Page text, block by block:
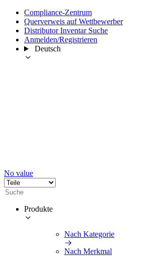
Compliance-Zentrum
Querverweis auf Wettbewerber
Distributor Inventar Suche
Anmelden/Registrieren
Deutsch
No value
Produkte
Nach Kategorie
Nach Merkmal